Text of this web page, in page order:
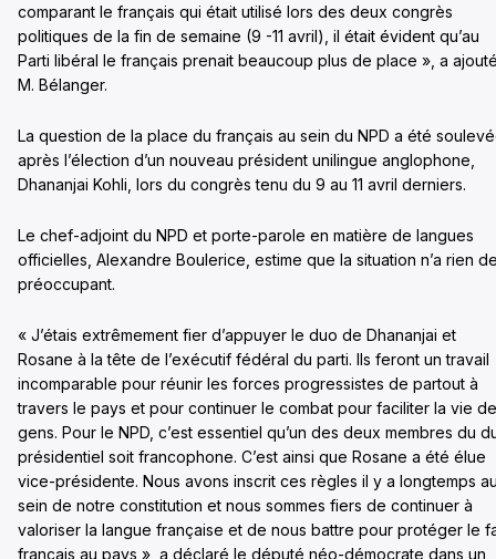
comparant le français qui était utilisé lors des deux congrès
politiques de la fin de semaine (9 -11 avril), il était évident qu’au
Parti libéral le français prenait beaucoup plus de place », a
M. Bélanger.
La question de la place du français au sein du NPD a été
après l’élection d’un nouveau président unilingue anglophone,
Dhananjai Kohli, lors du congrès tenu du 9 au 11 avril derniers.
Le chef-adjoint du NPD et porte-parole en matière de langues
officielles, Alexandre Boulerice, estime que la situation n’a rien
préoccupant.
« J’étais extrêmement fier d’appuyer le duo de Dhananjai et
Rosane à la tête de l’exécutif fédéral du parti. Ils feront un travail
incomparable pour réunir les forces progressistes de partout à
travers le pays et pour continuer le combat pour faciliter la vie
gens. Pour le NPD, c’est essentiel qu’un des deux membres du
présidentiel soit francophone. C’est ainsi que Rosane a été élue
vice-présidente. Nous avons inscrit ces règles il y a longtemps
sein de notre constitution et nous sommes fiers de continuer à
valoriser la langue française et de nous battre pour protéger le
français au pays », a déclaré le député néo-démocrate dans un